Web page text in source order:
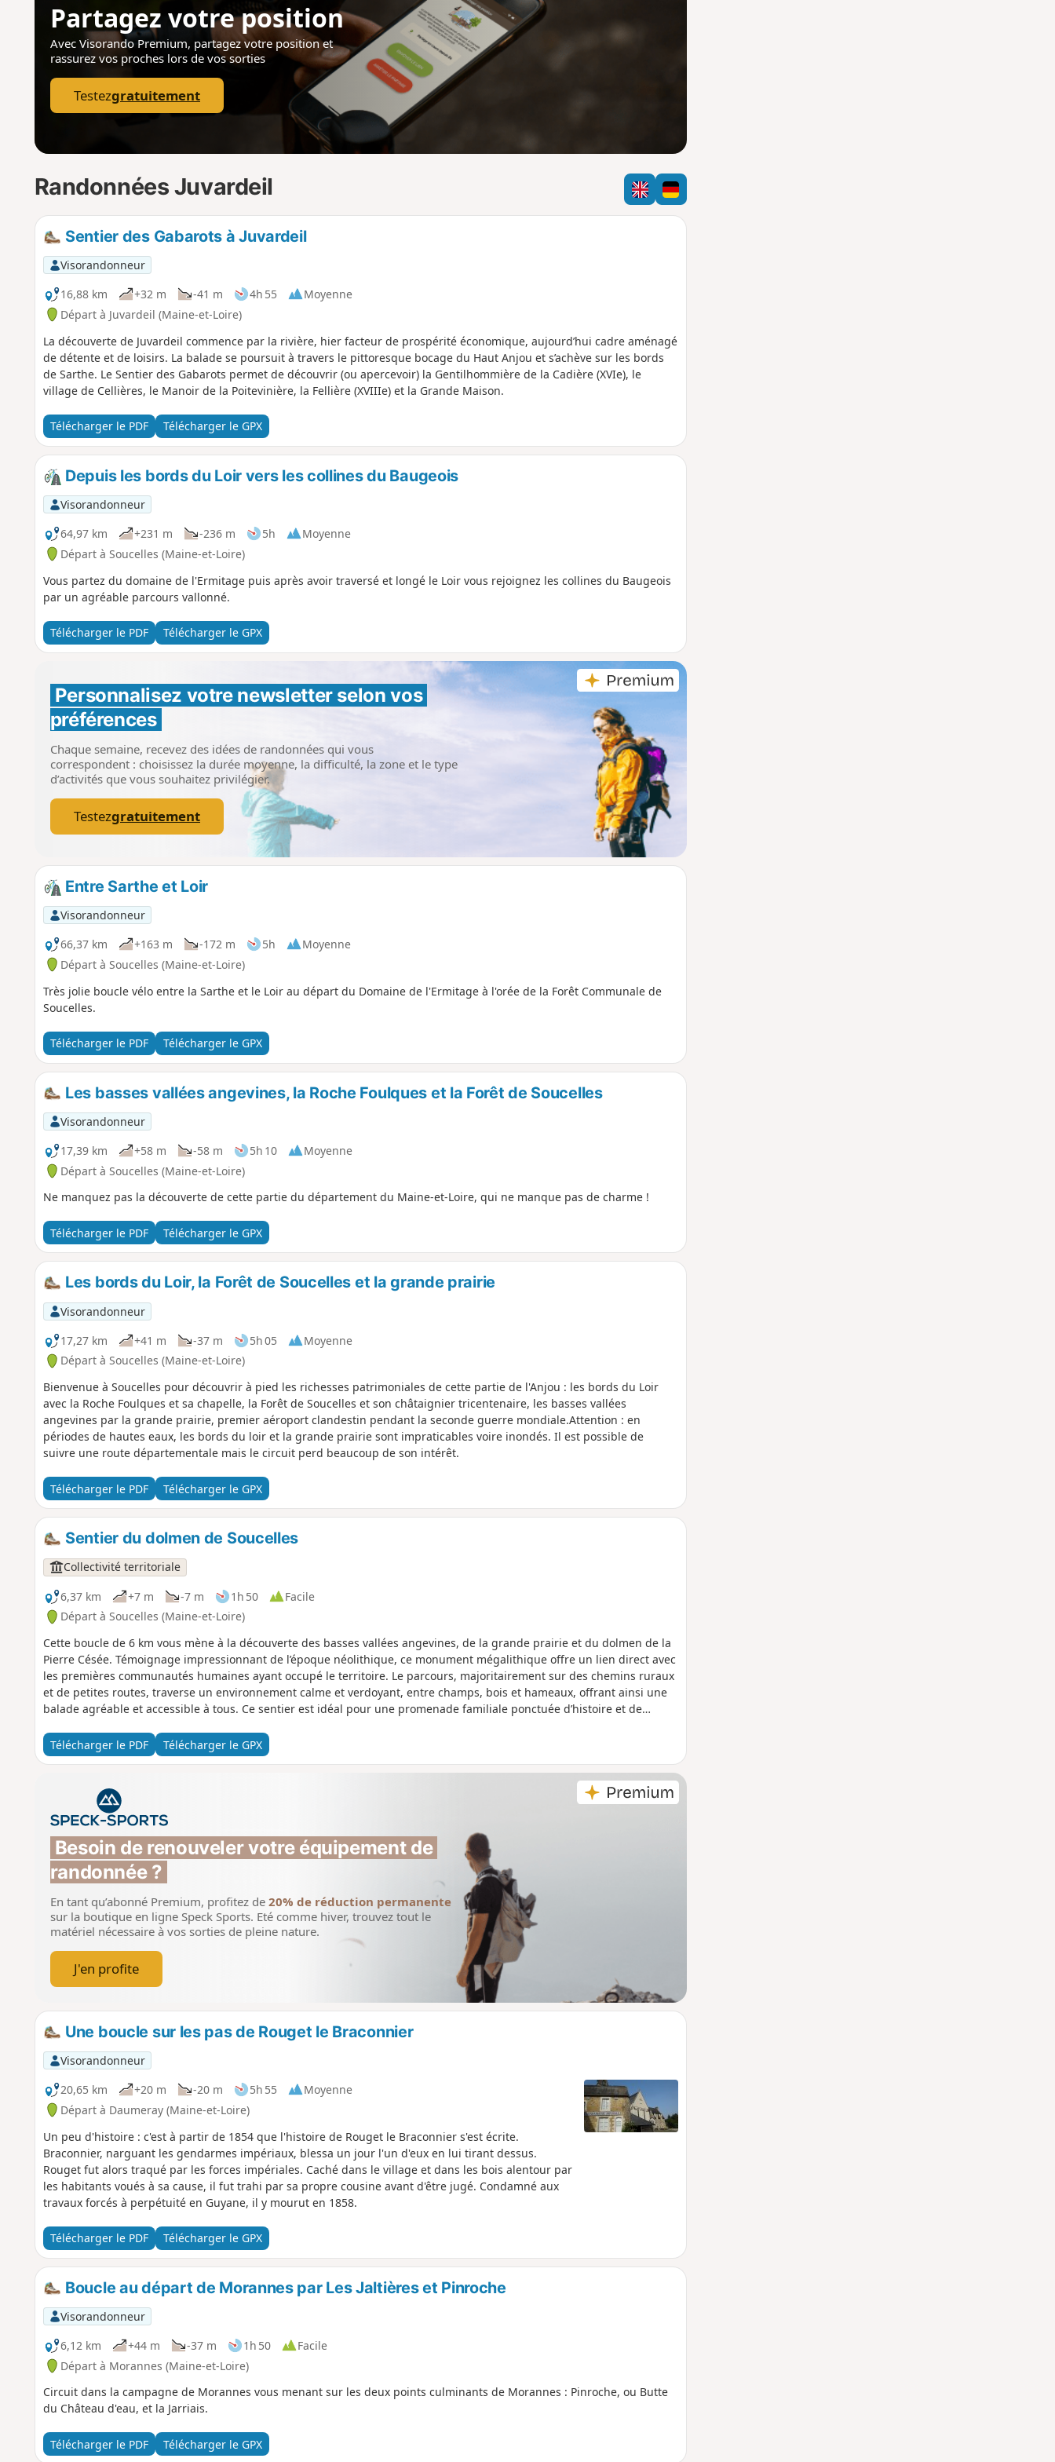
Partagez votre position
Avec Visorando Premium, partagez votre positionet
rassurez vos proches lors de vos sorties
Testezgratuitement
Randonnées Juvardeil
Sentier des Gabarots à Juvardeil
Visorandonneur
16,88 km
+32 m -41 m 4h 55
Moyenne
Départ à Juvardeil (Maine-et-Loire)
La découverte de Juvardeil commence par la rivière, hier facteur de prospérité économique, aujourd’hui cadre aménagé
de détente et de loisirs. La balade se poursuit à travers le pittoresque bocage du Haut Anjou et s’achève sur les bords
de Sarthe. Le Sentier des Gabarots permet de découvrir (ou apercevoir) la Gentilhommière de la Cadière (XVIe), le
village de Cellières, le Manoir de la Poitevinière, la Fellière (XVIIIe) et la Grande Maison.
Télécharger le PDF Télécharger le GPX
Depuis les bords du Loir vers les collines du Baugeois
Visorandonneur
64,97 km
+231 m -236 m 5h
Moyenne
Départ à Soucelles (Maine-et-Loire)
Vous partez du domaine de l'Ermitage puis après avoir traversé et longé le Loir vous rejoignez les collines du Baugeois
par un agréable parcours vallonné.
Télécharger le PDF Télécharger le GPX
Personnalisez votre newsletter selon vos
préférences
Chaque semaine, recevez des idées de randonnées qui vous
correspondent : choisissez la durée moyenne, la difficulté, la zone et le type
d’activités que vous souhaitez privilégier.
Testezgratuitement
Entre Sarthe et Loir
Visorandonneur
66,37 km
+163 m -172 m 5h
Moyenne
Départ à Soucelles (Maine-et-Loire)
Très jolie boucle vélo entre la Sarthe et le Loir au départ du Domaine de l'Ermitage à l'orée de la Forêt Communale de
Soucelles.
Télécharger le PDF Télécharger le GPX
Les basses vallées angevines, la Roche Foulques et la Forêt de Soucelles
Visorandonneur
17,39 km
+58 m -58 m 5h 10
Moyenne
Départ à Soucelles (Maine-et-Loire)
Ne manquez pas la découverte de cette partie du département du Maine-et-Loire, qui ne manque pas de charme !
Télécharger le PDF Télécharger le GPX
Les bords du Loir, la Forêt de Soucelles et la grande prairie
Visorandonneur
17,27 km
+41 m -37 m 5h 05
Moyenne
Départ à Soucelles (Maine-et-Loire)
Bienvenue à Soucelles pour découvrir à pied les richesses patrimoniales de cette partie de l'Anjou : les bords du Loir
avec la Roche Foulques et sa chapelle, la Forêt de Soucelles et son châtaignier tricentenaire, les basses vallées
angevines par la grande prairie, premier aéroport clandestin pendant la seconde guerre mondiale.Attention : en
périodes de hautes eaux, les bords du loir et la grande prairie sont impraticables voire inondés. Il est possible de
suivre une route départementale mais le circuit perd beaucoup de son intérêt.
Télécharger le PDF Télécharger le GPX
Sentier du dolmen de Soucelles
Collectivité territoriale
6,37 km
+7 m -7 m 1h 50
Facile
Départ à Soucelles (Maine-et-Loire)
Cette boucle de 6 km vous mène à la découverte des basses vallées angevines, de la grande prairie et du dolmen de la
Pierre Césée. Témoignage impressionnant de l’époque néolithique, ce monument mégalithique offre un lien direct avec
les premières communautés humaines ayant occupé le territoire. Le parcours, majoritairement sur des chemins ruraux
et de petites routes, traverse un environnement calme et verdoyant, entre champs, bois et hameaux, offrant ainsi une
balade agréable et accessible à tous. Ce sentier est idéal pour une promenade familiale ponctuée d’histoire et de
Télécharger le PDF
Télécharger le GPX
Besoin de renouveler votre équipement de
randonnée ?
En tant qu’abonné Premium, profitez de 20% de réduction permanente
sur la boutique en ligne Speck Sports. Eté comme hiver, trouvez tout le
matériel nécessaire à vos sorties de pleine nature.
J'en profite
Une boucle sur les pas de Rouget le Braconnier
Visorandonneur
20,65 km
+20 m -20 m 5h 55
Moyenne
Départ à Daumeray (Maine-et-Loire)
Un peu d'histoire : c'est à partir de 1854 que l'histoire de Rouget le Braconnier s'est écrite.
Braconnier, narguant les gendarmes impériaux, blessa un jour l'un d'eux en lui tirant dessus.
Rouget fut alors traqué par les forces impériales. Caché dans le village et dans les bois alentour par
les habitants voués à sa cause, il fut trahi par sa propre cousine avant d'être jugé. Condamné aux
travaux forcés à perpétuité en Guyane, il y mourut en 1858.
Télécharger le PDF Télécharger le GPX
Boucle au départ de Morannes par Les Jaltières et Pinroche
Visorandonneur
6,12 km
+44 m -37 m 1h 50
Facile
Départ à Morannes (Maine-et-Loire)
Circuit dans la campagne de Morannes vous menant sur les deux points culminants de Morannes : Pinroche, ou Butte
du Château d'eau, et la Jarriais.
Télécharger le PDF Télécharger le GPX